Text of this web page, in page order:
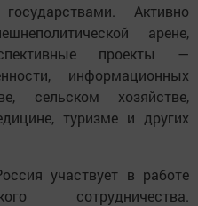
Активно
арене,
проекты —
информационных
сельском хозяйстве,
туризме и других
участвует в работе
сотрудничества.